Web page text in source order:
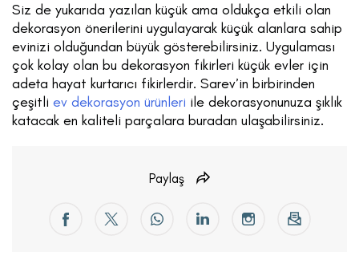
Siz de yukarıda yazılan küçük ama oldukça etkili olan
dekorasyon önerilerini uygulayarak küçük alanlara sahip
evinizi olduğundan büyük gösterebilirsiniz. Uygulaması
çok kolay olan bu dekorasyon fikirleri küçük evler için
adeta hayat kurtarıcı fikirlerdir. Sarev’in birbirinden
çeşitli ev dekorasyon ürünleri ile dekorasyonunuza şıklık
katacak en kaliteli parçalara buradan ulaşabilirsiniz.
Paylaş